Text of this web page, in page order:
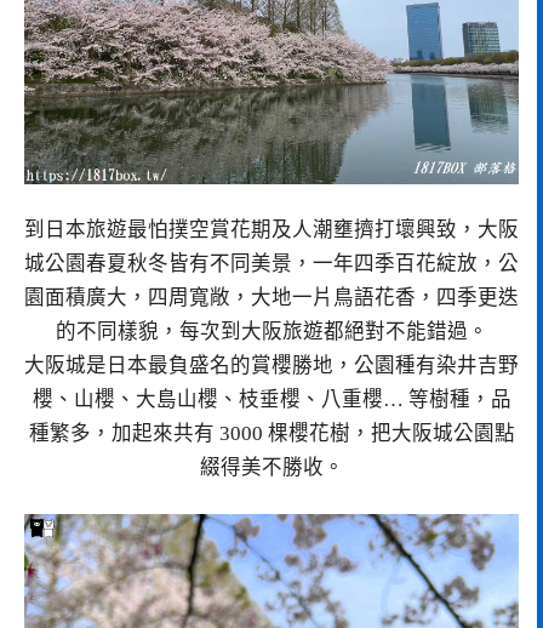
到日本旅遊最怕撲空賞花期及人潮壅擠打壞興致，大阪
城公園春夏秋冬皆有不同美景，一年四季百花綻放，公
園面積廣大，四周寬敞，大地一片鳥語花香，四季更迭
的不同樣貌，每次到大阪旅遊都絕對不能錯過。
大阪城是日本最負盛名的賞櫻勝地，公園種有染井吉野
櫻、山櫻、大島山櫻、枝垂櫻、八重櫻… 等樹種，品
種繁多，加起來共有 3000 棵櫻花樹，把大阪城公園點
綴得美不勝收。